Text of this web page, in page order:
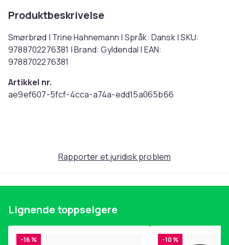
Produktbeskrivelse
Smørbrød | Trine Hahnemann | Språk: Dansk | SKU:
9788702276381 | Brand: Gyldendal | EAN:
9788702276381
Artikkel nr.
ae9ef607-5fcf-4cca-a74a-edd15a065b66
Rapporter et juridisk problem
Lignende toppselgere
-16 % -10 %